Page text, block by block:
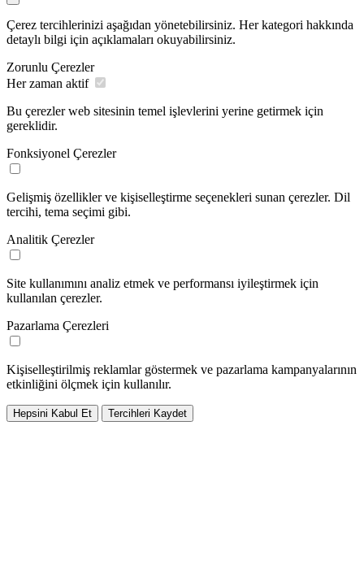
Çerez tercihlerinizi aşağıdan yönetebilirsiniz. Her kategori hakkında
detaylı bilgi için açıklamaları okuyabilirsiniz.
Zorunlu Çerezler
Her zaman aktif
Bu çerezler web sitesinin temel işlevlerini yerine getirmek için
gereklidir.
Fonksiyonel Çerezler
Gelişmiş özellikler ve kişiselleştirme seçenekleri sunan çerezler. Dil
tercihi, tema seçimi gibi.
Analitik Çerezler
Site kullanımını analiz etmek ve performansı iyileştirmek için
kullanılan çerezler.
Pazarlama Çerezleri
Kişiselleştirilmiş reklamlar göstermek ve pazarlama kampanyalarının
etkinliğini ölçmek için kullanılır.
Hepsini Kabul Et Tercihleri Kaydet